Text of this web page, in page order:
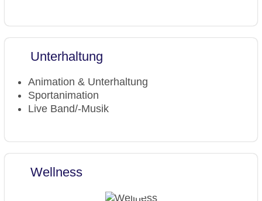
Unterhaltung
Animation & Unterhaltung
Sportanimation
Live Band/-Musik
Wellness